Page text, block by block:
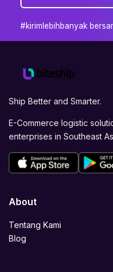
#kirimlebihbanyak
Ship Better and Smarter.
E-Commerce logistic
enterprises in Southeast
About
Tentang Kami
Blog